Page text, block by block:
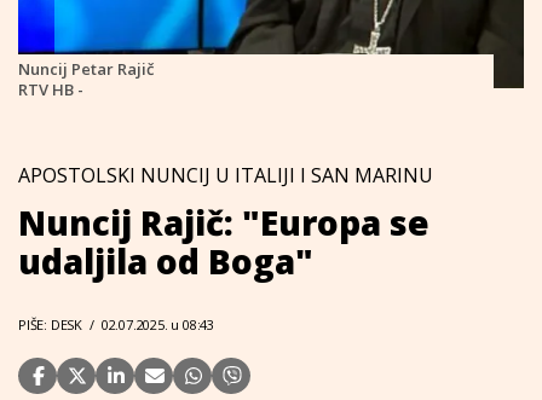
Nuncij Petar Rajič
RTV HB -
APOSTOLSKI NUNCIJ U ITALIJI I SAN MARINU
Nuncij Rajič: "Europa se
udaljila od Boga"
PIŠE: DESK / 02.07.2025. u 08:43